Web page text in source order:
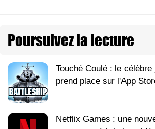
Poursuivez la lecture
Touché Coulé : le
prend place sur l'App
Netflix Games : une